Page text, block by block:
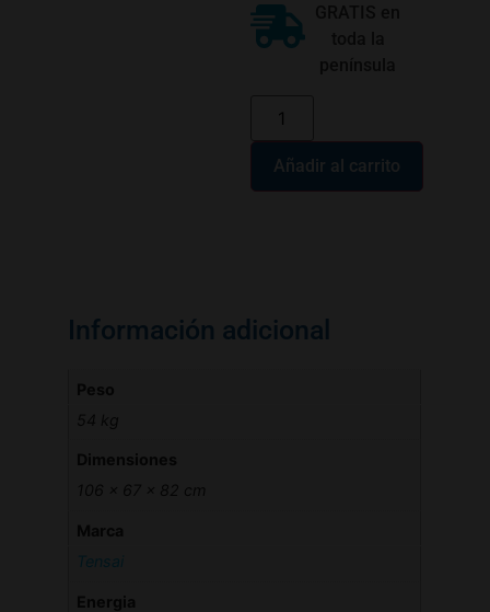
Añadir al carrito
Información adicional
Tensai